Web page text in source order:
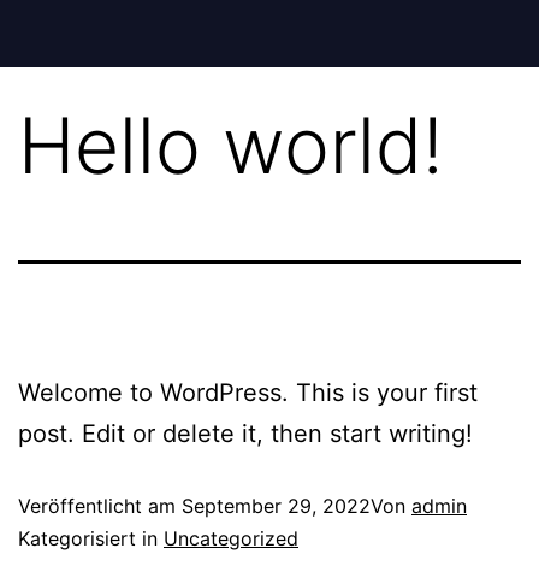
Hello world!
Welcome to WordPress. This is your first
post. Edit or delete it, then start writing!
Veröffentlicht am September 29, 2022Von admin
Kategorisiert in Uncategorized